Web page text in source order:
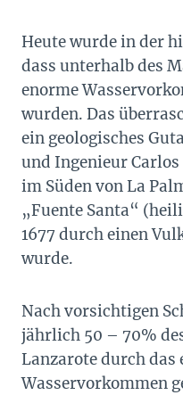
Heute wurde in der
dass unterhalb des
enorme
wurden. Das
ein geologisches
und Ingenieur
im Süden von La
„Fuente Santa“
1677 durch einen
wurde.
Nach vorsichtigen
jährlich 50 – 70%
Lanzarote durch das
Wasservorkommen